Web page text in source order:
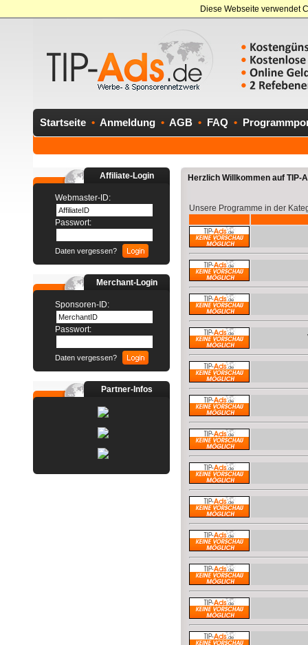
Diese Webseite verwendet
Startseite • Anmeldung • AGB • FAQ •
Affiliate-Login
Webmaster-ID:
Passwort:
Daten vergessen?
Merchant-Login
Sponsoren-ID:
Passwort:
Daten vergessen?
Partner-Infos
Herzlich Willkommen auf TIP-
Unsere Programme in der